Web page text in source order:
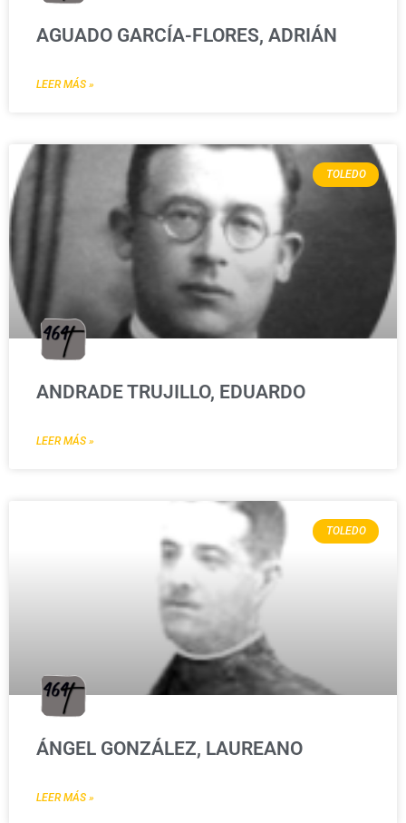
AGUADO GARCÍA-FLORES, ADRIÁN
LEER MÁS »
TOLEDO
ANDRADE TRUJILLO, EDUARDO
LEER MÁS »
TOLEDO
ÁNGEL GONZÁLEZ, LAUREANO
LEER MÁS »